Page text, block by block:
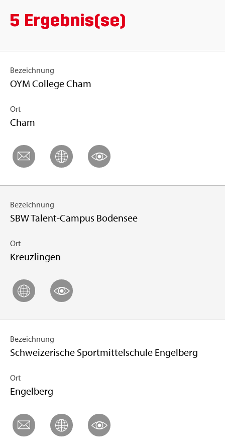
5 Er­geb­nis(se)
Be­zeich­nung
OYM Col­le­ge Cham
Ort
Cham
Be­zeich­nung
SBW Ta­lent-Cam­pus Bo­den­see
Ort
Kreuz­lin­gen
Be­zeich­nung
Schwei­ze­ri­sche Sport­mit­tel­schu­le En­gel­berg
Ort
En­gel­berg